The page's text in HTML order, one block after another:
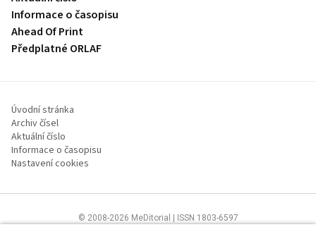
Informace o časopisu
Ahead Of Print
Předplatné ORLAF
Úvodní stránka
Archiv čísel
Aktuální číslo
Informace o časopisu
Nastavení cookies
© 2008-2026 MeDitorial | ISSN 1803-6597